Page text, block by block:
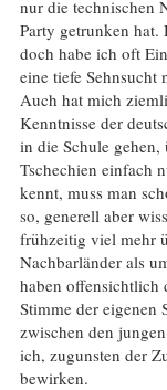
nur die technischen
Party getrunken hat.
doch habe ich oft
eine tiefe Sehnsucht
Auch hat mich
Kenntnisse der
in die Schule
Tschechien einfach
kennt, muss man
so, generell aber
frühzeitig viel mehr
Nachbarländer als
haben offensichtlich
Stimme der eigenen
zwischen den
ich, zugunsten der
bewirken.